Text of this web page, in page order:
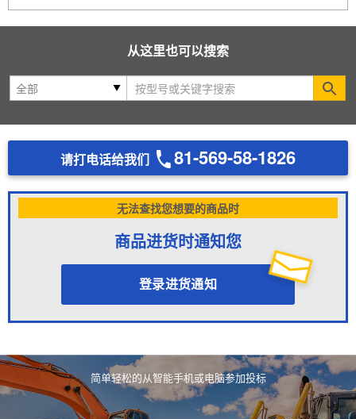
从这里也可以搜索
请打电话给我们 81-569-58-1826
无法查找您想要的商品时
商品进货时通知您
登录进货通知
简单轻松的从智能手机或电脑参加投标